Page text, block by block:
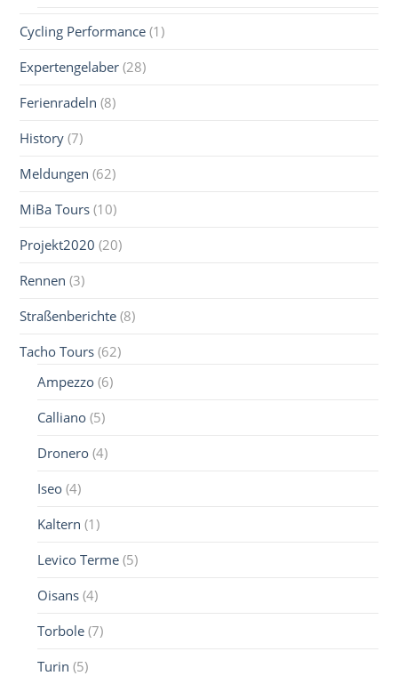
Cycling Performance (1)
Expertengelaber (28)
Ferienradeln (8)
History (7)
Meldungen (62)
MiBa Tours (10)
Projekt2020 (20)
Rennen (3)
Straßenberichte (8)
Tacho Tours (62)
Ampezzo (6)
Calliano (5)
Dronero (4)
Iseo (4)
Kaltern (1)
Levico Terme (5)
Oisans (4)
Torbole (7)
Turin (5)